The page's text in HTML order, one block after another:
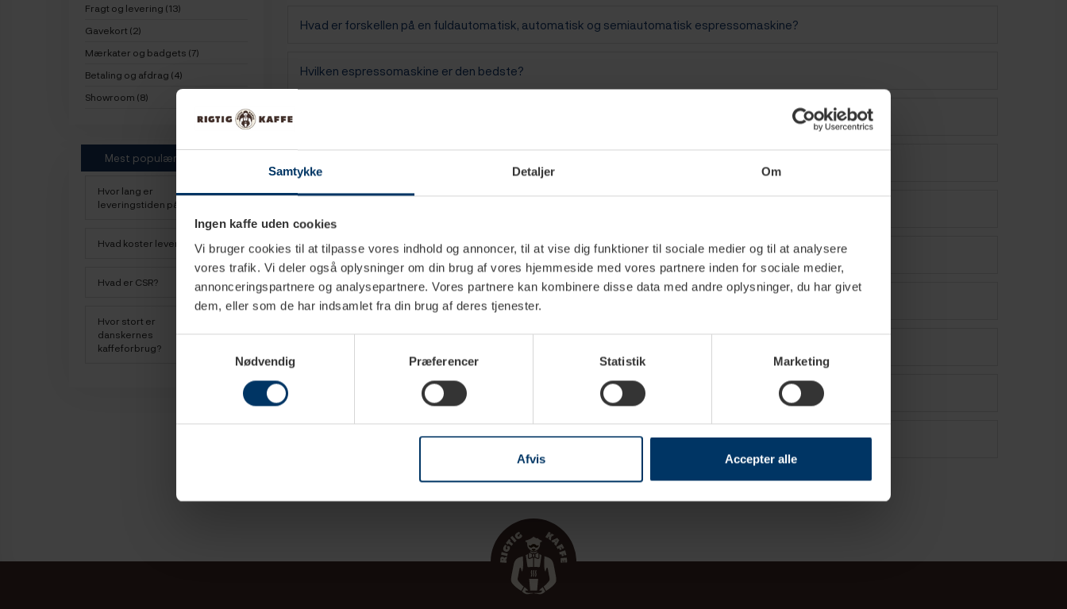
Samtykke Detaljer Om
Ingen kaffe uden cookies
Vi bruger cookies til at tilpasse vores indhold og annoncer, til at vise dig funktioner til sociale medier og til at analysere
vores trafik. Vi deler også oplysninger om din brug af vores hjemmeside med vores partnere inden for sociale medier,
annonceringspartnere og analysepartnere. Vores partnere kan kombinere disse data med andre oplysninger, du har givet
dem, eller som de har indsamlet fra din brug af deres tjenester.
Nødvendig
Præferencer Statistik Marketing
Afvis Accepter alle
Fragt og levering (13)
Gavekort (2)
Mærkater og badgets (7)
Betaling og afdrag (4)
Showroom (8)
Mest populære
Hvor lang er
leveringstiden på kaffe?
Hvad koster leveringen?
Hvad er CSR?
Hvor stort er
danskernes
kaffeforbrug?
Hvad er forskellen på en fuldautomatisk, automatisk og semiautomatisk espressomaskine?
Hvilken espressomaskine er den bedste?
Hvilken fuldautomatisk espressomaskine er bedst?
Hvor finder jeg manualen til min maskine?
Kapselmaskiner VS. (fuld)automatiske espressomaskiner
Hvad koster en god espressomaskine?